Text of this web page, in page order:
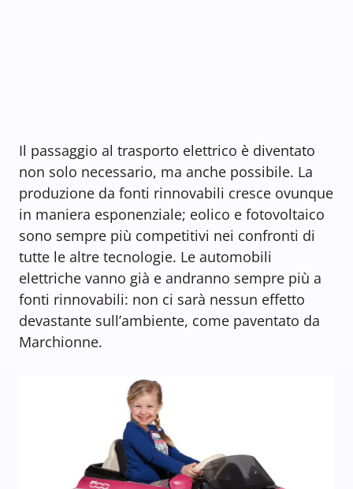
Il passaggio al trasporto elettrico è diventato
non solo necessario, ma anche possibile. La
produzione da fonti rinnovabili cresce ovunque
in maniera esponenziale; eolico e fotovoltaico
sono sempre più competitivi nei confronti di
tutte le altre tecnologie. Le automobili
elettriche vanno già e andranno sempre più a
fonti rinnovabili: non ci sarà nessun effetto
devastante sull’ambiente, come paventato da
Marchionne.